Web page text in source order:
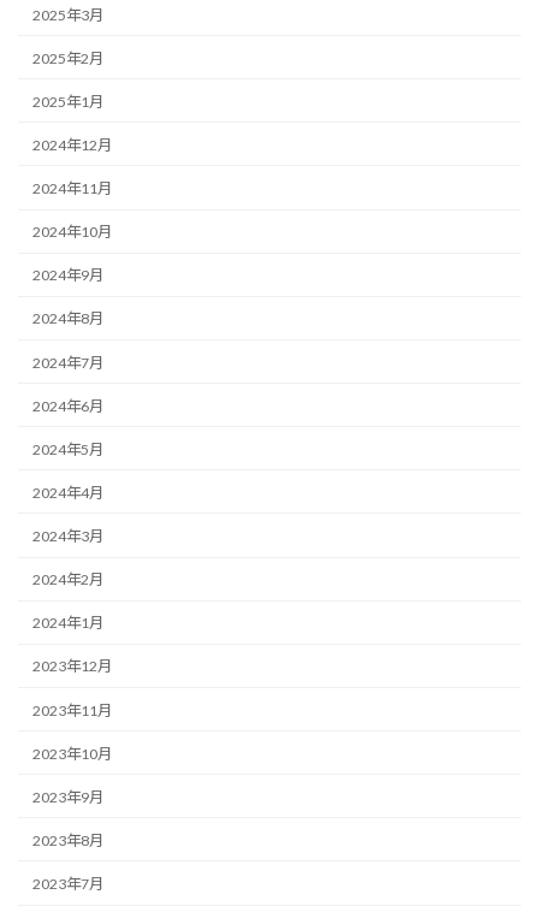
2025年3月
2025年2月
2025年1月
2024年12月
2024年11月
2024年10月
2024年9月
2024年8月
2024年7月
2024年6月
2024年5月
2024年4月
2024年3月
2024年2月
2024年1月
2023年12月
2023年11月
2023年10月
2023年9月
2023年8月
2023年7月